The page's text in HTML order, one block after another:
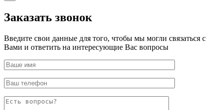
Заказать звонок
Введите свои данные для того, чтобы мы могли связаться с
Вами и ответить на интересующие Вас вопросы